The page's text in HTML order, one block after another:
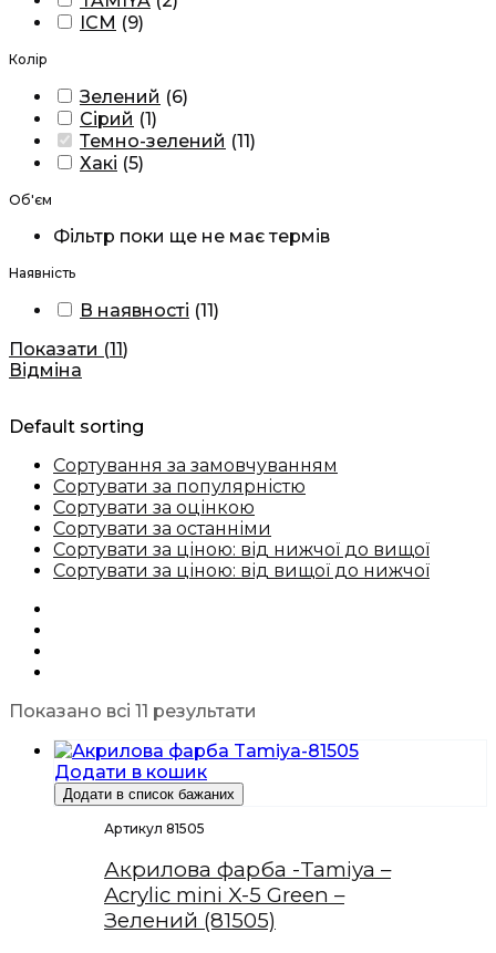
ICM (9)
Колір
Зелений (6)
Сірий (1)
Темно-зелений (11)
Хакі (5)
Об'єм
Фільтр поки ще не має термів
Наявність
В наявності (11)
Показати (11)
Відміна
Default sorting
Сортування за замовчуванням
Сортувати за популярністю
Сортувати за оцінкою
Сортувати за останніми
Сортувати за ціною: від нижчої до вищої
Сортувати за ціною: від вищої до нижчої
Показано всі 11 результати
Додати в кошик
Додати в список бажаних
Артикул 81505
Акрилова фарба -Tamiya –
Acrylic mini X-5 Green –
Зелений (81505)